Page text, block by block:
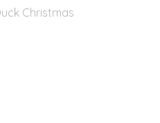
Christmas